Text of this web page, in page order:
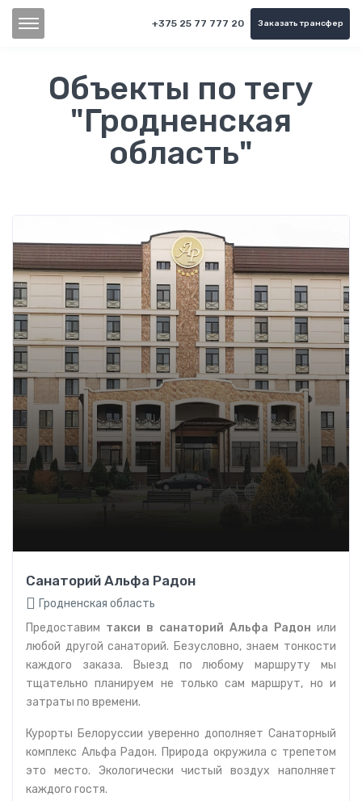
+375 25 77 777 20 Заказать трансфер
Объекты по тегу
"Гродненская
область"
Санаторий Альфа Радон
Гродненская область
Предоставим такси в санаторий Альфа Радон или
любой другой санаторий. Безусловно, знаем тонкости
каждого заказа. Выезд по любому маршруту мы
тщательно планируем не только сам маршрут, но и
затраты по времени.
Курорты Белоруссии уверенно дополняет Санаторный
комплекс Альфа Радон. Природа окружила с трепетом
это место. Экологически чистый воздух наполняет
каждого гостя.